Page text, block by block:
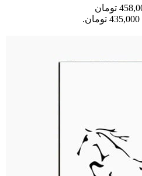
قیمت اصلی: 458,000 تومان